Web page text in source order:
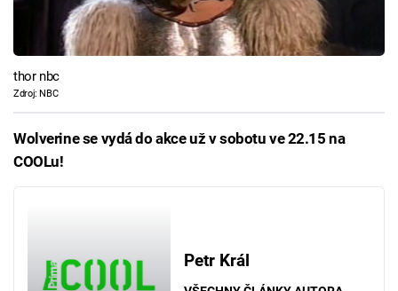
thor nbc
Zdroj: NBC
Wolverine se vydá do akce už v sobotu ve 22.15 na
COOLu!
Petr Král